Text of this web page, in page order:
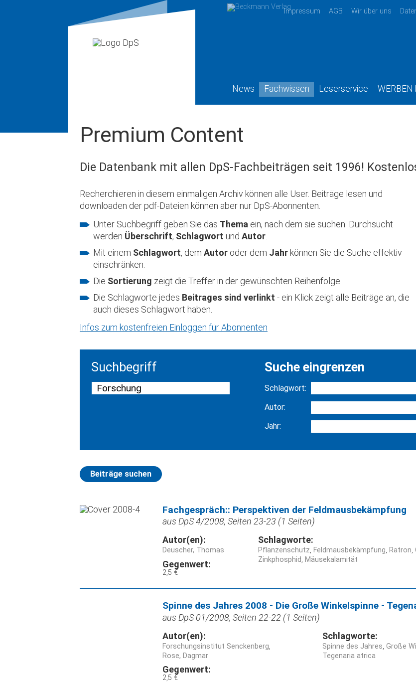
Impressum AGB Wir über uns
News Fachwissen Leserservice WERBEN
Premium Content
Die Datenbank mit allen DpS-Fachbeiträgen seit 1996!
Recherchieren in diesem einmaligen Archiv können alle User. Beiträge lesen und
downloaden der pdf-Dateien können aber nur DpS-Abonnenten.
Unter Suchbegriff geben Sie das Thema ein, nach dem sie suchen. Durchsucht
werden Überschrift, Schlagwort und Autor
Mit einem Schlagwort, dem Autor oder dem Jahr können Sie die Suche effektiv
einschränken.
Die Sortierung zeigt die Treffer in der gewünschten Reihenfolge
Die Schlagworte jedes Beitrages sind verlinkt - ein Klick zeigt alle Beiträge an, die
auch dieses Schlagwort haben.
Infos zum kostenfreien Einloggen für Abonnenten
Suchbegriff Suche eingrenzen
Schlagwort:
Autor:
Jahr:
Beiträge suchen
Fachgespräch:: Perspektiven der Feldmausbekämpfung
aus DpS 4/2008, Seiten 23-23 (1 Seiten)
Autor(en):
Deuscher, Thomas
Gegenwert:
2,5 €
Schlagworte:
Pflanzenschutz Feldmausbekämpfung Ratron
Zinkphosphid Mäusekalamität
Spinne des Jahres 2008 - Die Große Winkelspinne -
aus DpS 01/2008, Seiten 22-22 (1 Seiten)
Autor(en):
Forschungsinstitut Senckenberg
Rose, Dagmar
Gegenwert:
2,5 €
Schlagworte:
Spinne des Jahres Große
Tegenaria atrica